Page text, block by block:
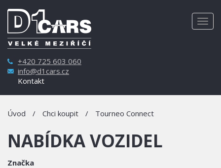
+420 725 603 060
info@d1cars.cz
Kontakt
Úvod / Chci koupit / Tourneo Connect
NABÍDKA VOZIDEL
Značka